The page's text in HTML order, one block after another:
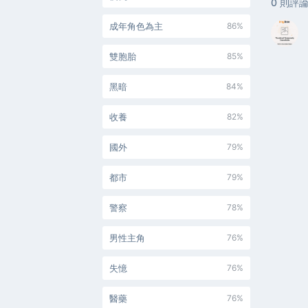
成年角色為主 86%
雙胞胎 85%
黑暗 84%
收養 82%
國外 79%
都市 79%
警察 78%
男性主角 76%
失憶 76%
醫藥 76%
0 則評論